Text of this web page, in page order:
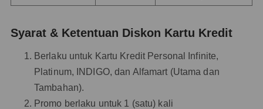
Syarat & Ketentuan Diskon Kartu Kredit
Berlaku untuk Kartu Kredit Personal Infinite,
Platinum, INDIGO, dan Alfamart (Utama dan
Tambahan).
Promo berlaku untuk 1 (satu) kali